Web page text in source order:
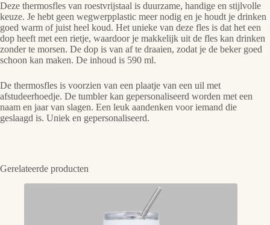
Deze thermosfles van roestvrijstaal is duurzame, handige en stijlvolle
keuze. Je hebt geen wegwerpplastic meer nodig en je houdt je drinken
goed warm of juist heel koud. Het unieke van deze fles is dat het een
dop heeft met een rietje, waardoor je makkelijk uit de fles kan drinken
zonder te morsen. De dop is van af te draaien, zodat je de beker goed
schoon kan maken. De inhoud is 590 ml.
De thermosfles is voorzien van een plaatje van een uil met
afstudeerhoedje. De tumbler kan gepersonaliseerd worden met een
naam en jaar van slagen. Een leuk aandenken voor iemand die
geslaagd is. Uniek en gepersonaliseerd.
Gerelateerde producten